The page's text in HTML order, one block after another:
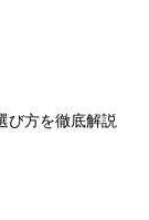
び方を徹底解説